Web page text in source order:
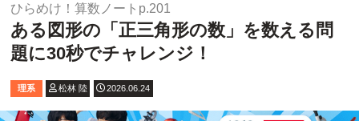
ひらめけ！算数ノートp.201
ある図形の「正三角形の数」を数える問
題に30秒でチャレンジ！
理系 松林 陸 2026.06.24